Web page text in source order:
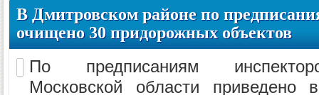
В Дмитровском районе по
очищено 30 придорожных объектов
По предписаниям
Московской области приведено